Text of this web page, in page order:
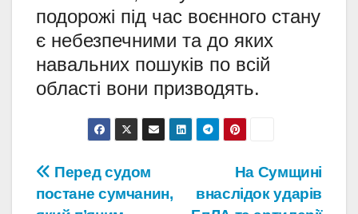
подорожі під час воєнного стану
є небезпечними та до яких
навальних пошуків по всій
області вони призводять.
Навігація
На Сумщині
внаслідок ударів
Перед судом
постане сумчанин,